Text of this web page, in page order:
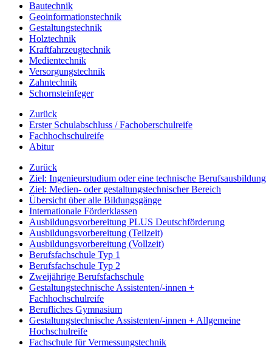
Bautechnik
Geoinformationstechnik
Gestaltungstechnik
Holztechnik
Kraftfahrzeugtechnik
Medientechnik
Versorgungstechnik
Zahntechnik
Schornsteinfeger
Zurück
Erster Schulabschluss / Fachoberschulreife
Fachhochschulreife
Abitur
Zurück
Ziel: Ingenieurstudium oder eine technische Berufsausbildung
Ziel: Medien- oder gestaltungstechnischer Bereich
Übersicht über alle Bildungsgänge
Internationale Förderklassen
Ausbildungsvorbereitung PLUS Deutschförderung
Ausbildungsvorbereitung (Teilzeit)
Ausbildungsvorbereitung (Vollzeit)
Berufsfachschule Typ 1
Berufsfachschule Typ 2
Zweijährige Berufsfachschule
Gestaltungstechnische Assistenten/-innen +
Fachhochschulreife
Berufliches Gymnasium
Gestaltungstechnische Assistenten/-innen + Allgemeine
Hochschulreife
Fachschule für Vermessungstechnik